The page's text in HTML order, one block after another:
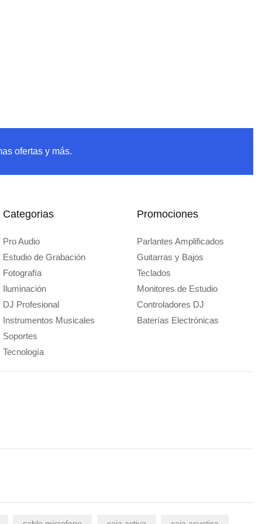
ofertas y más.
Categorias
Pro Audio
Estudio de Grabación
Fotografía
Iluminación
DJ Profesional
Instrumentos Musicales
Soportes
Tecnología
Promociones
Parlantes Amplificados
Guitarras y Bajos
Teclados
Monitores de Estudio
Controladores DJ
Baterías Electrónicas